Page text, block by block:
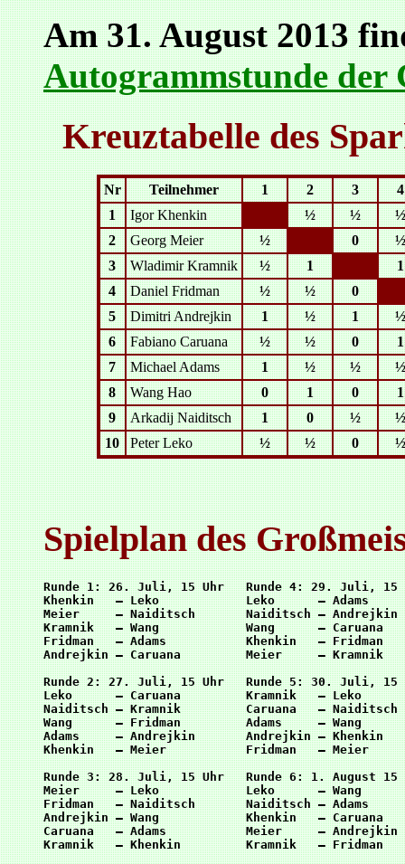
Am 31. August 2013
Autogrammstunde der
Kreuztabelle des
Nr Teilnehmer 1 2 3
4
1
Igor Khenkin ½ ½
½
2
Georg Meier ½ 0
½
3
Wladimir Kramnik ½ 1
1
4
Daniel Fridman ½ ½
0
5
Dimitri Andrejkin 1 ½ 1
½
6
Fabiano Caruana ½ ½ 0
1
7
Michael Adams 1 ½ ½
½
8
Wang Hao 0 1 0
1
9
Arkadij Naiditsch 1 0 ½
½
10
Peter Leko ½ ½ 0 ½
Spielplan des
Runde 1: 26. Juli, 15 Uhr   Runde 4: 29. Juli, 15
Khenkin   – Leko            Leko      –
Meier     – Naiditsch       Naiditsch –
Kramnik   – Wang            Wang      –
Fridman   – Adams           Khenkin   –
Andrejkin – Caruana         Meier     –
Runde 2: 27. Juli, 15 Uhr   Runde 5: 30. Juli, 15
Leko      – Caruana         Kramnik   –
Naiditsch – Kramnik         Caruana   –
Wang      – Fridman         Adams     –
Adams     – Andrejkin       Andrejkin –
Khenkin   – Meier           Fridman   – Meier
Runde 3: 28. Juli, 15 Uhr   Runde 6: 1. August 15
Meier     – Leko            Leko      –
Fridman   – Naiditsch       Naiditsch –
Andrejkin – Wang            Khenkin   –
Caruana   – Adams           Meier     –